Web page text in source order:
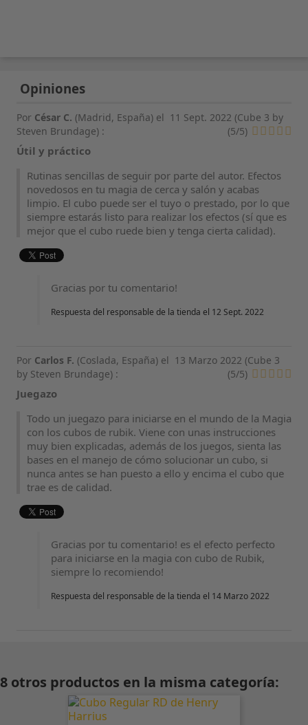
Opiniones
Por César C. (Madrid, España) el 11 Sept. 2022 (Cube 3 by
Steven Brundage) : (5/5)
Útil y práctico
Rutinas sencillas de seguir por parte del autor. Efectos
novedosos en tu magia de cerca y salón y acabas
limpio. El cubo puede ser el tuyo o prestado, por lo que
siempre estarás listo para realizar los efectos (sí que es
mejor que el cubo ruede bien y tenga cierta calidad).
Gracias por tu comentario!
Respuesta del responsable de la tienda el 12 Sept. 2022
Por Carlos F. (Coslada, España) el 13 Marzo 2022 (Cube 3
by Steven Brundage) : (5/5)
Juegazo
Todo un juegazo para iniciarse en el mundo de la Magia
con los cubos de rubik. Viene con unas instrucciones
muy bien explicadas, además de los juegos, sienta las
bases en el manejo de cómo solucionar un cubo, si
nunca antes se han puesto a ello y encima el cubo que
trae es de calidad.
Gracias por tu comentario! es el efecto perfecto
para iniciarse en la magia con cubo de Rubik,
siempre lo recomiendo!
Respuesta del responsable de la tienda el 14 Marzo 2022
8 otros productos en la misma categoría: